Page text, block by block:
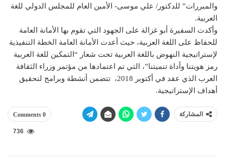
والمبررات” للدكتور/ علي موسى- الأمين العام للمجلس الدولي للغة
العربية.
وأكدت السفيرة أبو غزالة على الجهود التي تقوم بها الأمانة العامة
للحفاظ على اللغة العربية، حيث أعدت الأمانة العامة الخطة التنفيذية
لإستراتيجية النهوض باللغة العربية تحت شعار “التمكين للغة العربية
رمز هويتنا وأداة تنميتنا”، التي تم اعتمادها من مؤتمر وزراء الثقافة
العرب الذي عقد في أكتوبر 2018، تتضمن أنشطة وبرامج لتحقيق
أهداف الإستراتيجية.
المشاركة 0 Comments
736